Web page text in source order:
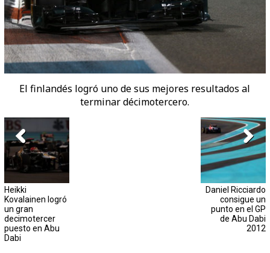
El finlandés logró uno de sus mejores resultados al
terminar décimotercero.
Heikki
Kovalainen logró
un gran
decimotercer
puesto en Abu
Dabi
Daniel Ricciardo
consigue un
punto en el GP
de Abu Dabi
2012